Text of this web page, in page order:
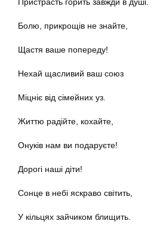
Болю, прикрощів не знайте,
Щастя ваше попереду!
Нехай щасливий ваш союз
Міцніє від сімейних уз.
Життю радійте, кохайте,
Онуків нам ви подаруєте!
Дорогі наші діти!
Сонце в небі яскраво світить,
У кільцях зайчиком блищить.